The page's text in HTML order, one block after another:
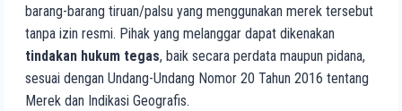
barang-barang tiruan/palsu yang menggunakan merek tersebut
tanpa izin resmi. Pihak yang melanggar dapat dikenakan
tindakan hukum tegas, baik secara perdata maupun pidana,
sesuai dengan Undang-Undang Nomor 20 Tahun 2016 tentang
Merek dan Indikasi Geografis.